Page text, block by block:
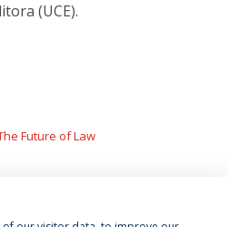
(UCE).
Future of Law